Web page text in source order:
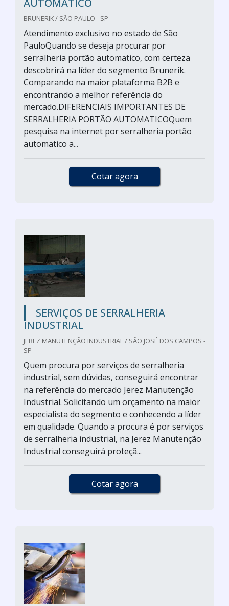
AUTOMATICO
BRUNERIK / SÃO PAULO - SP
Atendimento exclusivo no estado de São
PauloQuando se deseja procurar por
serralheria portão automatico, com certeza
descobrirá na líder do segmento Brunerik.
Comparando na maior plataforma B2B e
encontrando a melhor referência do
mercado.DIFERENCIAIS IMPORTANTES DE
SERRALHERIA PORTÃO AUTOMATICOQuem
pesquisa na internet por serralheria portão
automatico a...
Cotar agora
SERVIÇOS DE SERRALHERIA
INDUSTRIAL
JEREZ MANUTENÇÃO INDUSTRIAL / SÃO JOSÉ DOS CAMPOS -
SP
Quem procura por serviços de serralheria
industrial, sem dúvidas, conseguirá encontrar
na referência do mercado Jerez Manutenção
Industrial. Solicitando um orçamento na maior
especialista do segmento e conhecendo a líder
em qualidade. Quando a procura é por serviços
de serralheria industrial, na Jerez Manutenção
Industrial conseguirá proteçã...
Cotar agora